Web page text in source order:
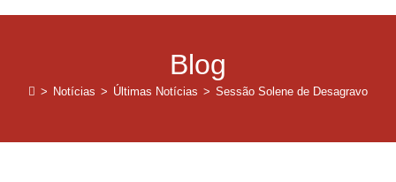
Blog
> Notícias > Últimas Notícias > Sessão Solene de Desagravo